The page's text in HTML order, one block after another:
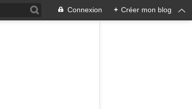
Connexion + Créer mon blog